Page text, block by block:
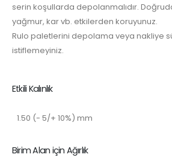
serin koşullarda depolanmalıdır.
yağmur, kar vb. etkilerden koruyunuz.
Rulo paletlerini depolama veya nakliye
istiflemeyiniz.
Etkili Kalınlık
1.50 (- 5/+ 10%) mm
Birim Alan için Ağırlık